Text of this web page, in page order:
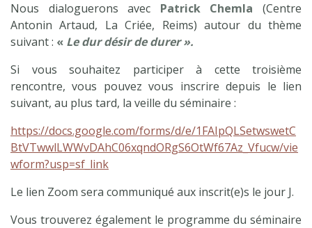
Nous dialoguerons avec Patrick Chemla (Centre
Antonin Artaud, La Criée, Reims) autour du thème
suivant : « Le dur désir de durer ».
Si vous souhaitez participer à cette troisième
rencontre, vous pouvez vous inscrire depuis le lien
suivant, au plus tard, la veille du séminaire :
https://docs.google.com/forms/d/e/1FAIpQLSetwswetC
BtVTwwlLWWvDAhC06xqndORgS6OtWf67Az_Vfucw/vie
wform?usp=sf_link
Le lien Zoom sera communiqué aux inscrit(e)s le jour J.
Vous trouverez également le programme du séminaire